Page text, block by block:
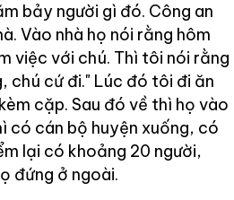
bảy người gì đó. Công an
Vào nhà họ nói rằng hôm
việc với chú. Thì tôi nói rằng
chú cứ đi." Lúc đó tôi đi ăn
cặp. Sau đó về thì họ vào
có cán bộ huyện xuống, có
lại có khoảng 20 người,
đứng ở ngoài.